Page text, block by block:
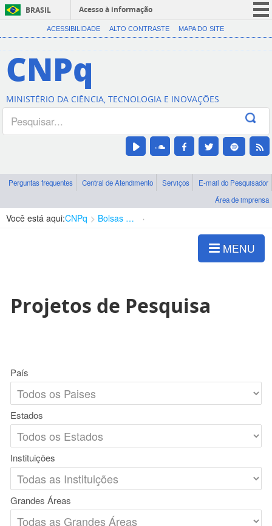
BRASIL
Acesso à informação
CORONAVÍRUS (COVID-19)
Canais
ACESSIBILIDADE ALTO CONTRASTE MAPA DO SITE
CNPq
MINISTÉRIO DA CIÊNCIA, TECNOLOGIA E INOVAÇÕES
Perguntas frequentes Central de Atendimento Serviços
E-mail do Pesquisador
Área de imprensa
Você está aqui:CNPq Bolsas e Auxílios Vigentes
MENU
Projetos de Pesquisa
País
Estados
Instituições
Grandes Áreas